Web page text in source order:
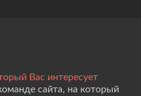
Вас интересует
сайта, на который